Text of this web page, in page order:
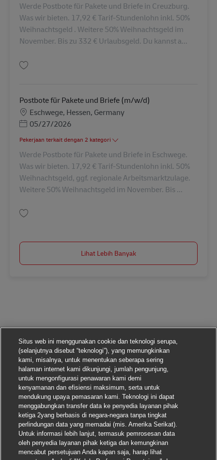
Werde Postbote für Pakete und Briefe in Creuzburg.
Was wir bieten. 17,92 € Tarif-Stundenlohn inkl. 50%
Weihnachtsgeld . Weitere 50% Weihnachtsgeld im
November. Bis zu 332 € Urlaubsgeld. Du kannst a...
Postbote für Pakete und Briefe (m/w/d)
LokasiEschwege, Hessen, Germany
Posted Date
05/27/2026
Pekerjaan terkait dengan 2 kategori
Werde Postbote für Pakete und Briefe in Eschwege.
Was wir bieten. 17,92 € Tarif-Stundenlohn inkl. 50%
Weihnachtsgeld, ggf. regionale Arbeitsmarktzulage.
Weitere 50% Weihnachtsgeld im November. Bis ...
Lihat Lebih Banyak
Situs web ini menggunakan cookie dan teknologi serupa,
(selanjutnya disebut “teknologi”), yang memungkinkan
kami, misalnya, untuk menentukan seberapa sering
halaman internet kami dikunjungi, jumlah pengunjung,
untuk mengonfigurasi penawaran kami demi
kenyamanan dan efisiensi maksimum, serta untuk
mendukung upaya pemasaran kami. Teknologi ini dapat
menggabungkan transfer data ke penyedia layanan pihak
ketiga 2yang berbasis di negara-negara tanpa tingkat
perlindungan data yang memadai (mis. Amerika Serikat).
Untuk informasi lebih lanjut, termasuk pemrosesan data
oleh penyedia layanan pihak ketiga dan kemungkinan
mencabut persetujuan Anda kapan saja, harap lihat